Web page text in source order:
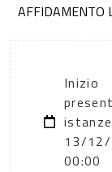
AFFIDAMENTO
Inizio
13/
00:00